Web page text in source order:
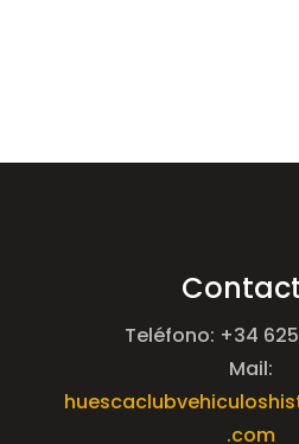
Teléfono: +34 625
Mail:
.com